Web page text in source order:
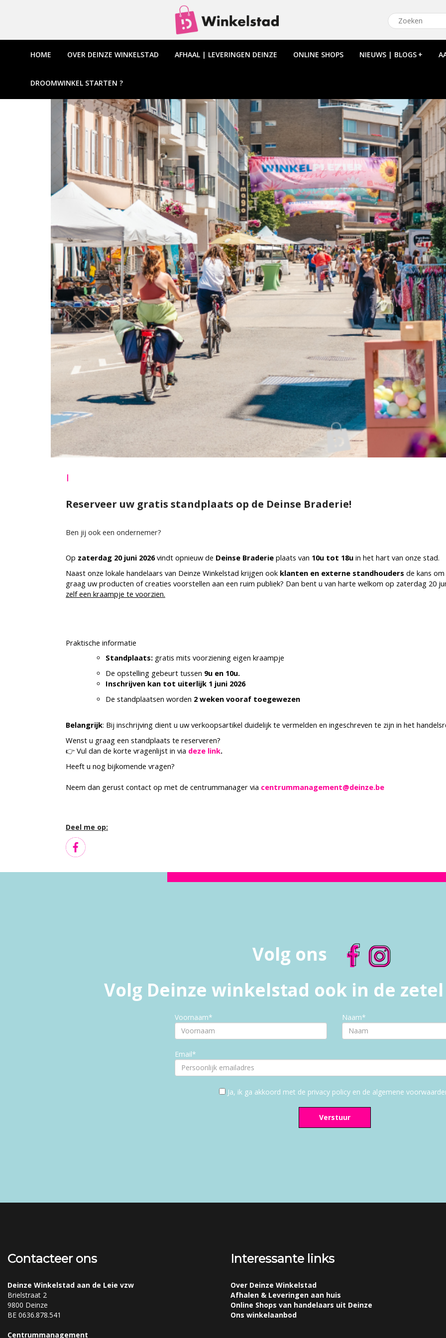
HOME OVER DEINZE WINKELSTAD AFHAAL | LEVERINGEN DEINZE ONLINE SHOPS NIEUWS | BLOGS +
DROOMWINKEL STARTEN ?
|
Reserveer uw gratis standplaats op de Deinse Braderie!
Ben jij ook een ondernemer?
Op zaterdag 20 juni 2026vindt opnieuw de Deinse Braderie plaats van 10u tot 18u in het hart van onze stad.
Naast onze lokale handelaars van Deinze Winkelstad krijgen ook klanten en externe standhouders de kans
graag uw producten of creaties voorstellen aan een ruim publiek? Dan bent u van harte welkom op zaterdag 20
zelf een kraampje te voorzien.
Praktische informatie
Standplaats: gratis mits voorziening eigen kraampje
De opstelling gebeurt tussen 9u en 10u.
Inschrijven kan tot uiterlijk 1 juni 2026
De standplaatsen worden 2 weken vooraf toegewezen
Belangrijk: Bij inschrijving dient u uw verkoopsartikel duidelijk te vermelden en ingeschreven te zijn in het
Wenst u graag een standplaats te reserveren?
👉 Vul dan de korte vragenlijst in via deze link.
Heeft u nog bijkomende vragen?
Neem dan gerust contact op met de centrummanager via centrummanagement@deinze.be
Deel me op:
Volg ons
Volg Deinze winkelstad ook in de
Voornaam* Naam*
Email*
Ja, ik ga akkoord met de privacy policy en de algemene
Verstuur
Contacteer ons
Deinze Winkelstad aan de Leie vzw
Brielstraat 2
9800 Deinze
BE 0636.878.541
Centrummanagement
Interessante links
Over Deinze Winkelstad
Afhalen & Leveringen aan huis
Online Shops van handelaars uit Deinze
Ons winkelaanbod